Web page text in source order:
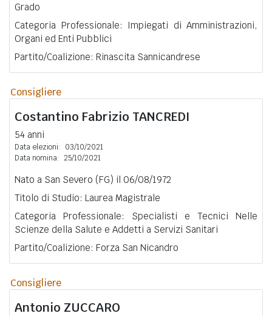
Grado
Categoria Professionale: Impiegati di Amministrazioni,
Organi ed Enti Pubblici
Partito/Coalizione: Rinascita Sannicandrese
Consigliere
Costantino Fabrizio TANCREDI
54 anni
Data elezioni:
03/10/2021
Data nomina: 25/10/2021
Nato a San Severo (FG) il 06/08/1972
Titolo di Studio: Laurea Magistrale
Categoria Professionale: Specialisti e Tecnici Nelle
Scienze della Salute e Addetti a Servizi Sanitari
Partito/Coalizione: Forza San Nicandro
Consigliere
Antonio ZUCCARO